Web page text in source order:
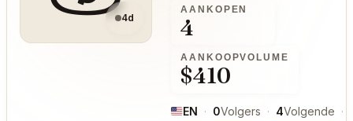
4d
AANKOPEN
4
AANKOOPVOLUME
$410
EN · 0Volgers · 4Volgende ·